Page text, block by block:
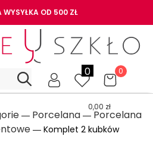
WYSYŁKA OD 500 ZŁ
0 0
0,00 zł
― Porcelana ― Porcelana
― Komplet 2 kubków